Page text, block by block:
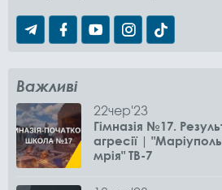
Важливі
22чер'23
Гімназія №17.
агресії |
мрія" ТВ-7